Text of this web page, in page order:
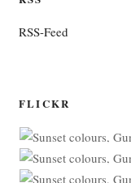
RSS-Feed
FLICKR